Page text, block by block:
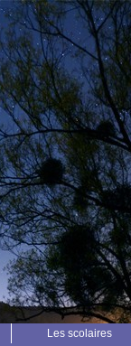
Les scolaires